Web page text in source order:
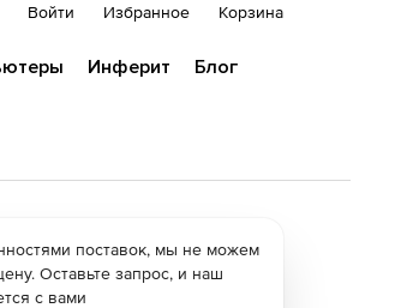
Войти Избранное Корзина
Инферит
Блог
поставок, мы не можем
Оставьте запрос, и наш
с вами